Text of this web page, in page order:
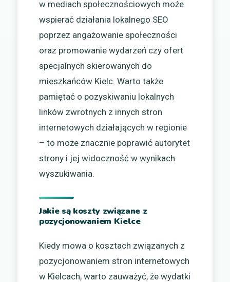
w mediach społecznościowych może
wspierać działania lokalnego SEO
poprzez angażowanie społeczności
oraz promowanie wydarzeń czy ofert
specjalnych skierowanych do
mieszkańców Kielc. Warto także
pamiętać o pozyskiwaniu lokalnych
linków zwrotnych z innych stron
internetowych działających w regionie
– to może znacznie poprawić autorytet
strony i jej widoczność w wynikach
wyszukiwania.
Jakie są koszty związane z
pozycjonowaniem Kielce
Kiedy mowa o kosztach związanych z
pozycjonowaniem stron internetowych
w Kielcach, warto zauważyć, że wydatki